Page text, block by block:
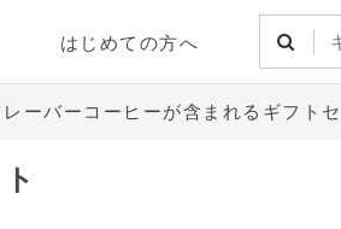
はじめての方へ
レーバーコーヒーが含まれるギフト